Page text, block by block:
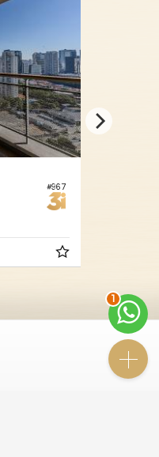
#967
2